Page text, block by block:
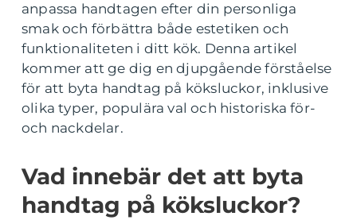
anpassa handtagen efter din personliga
smak och förbättra både estetiken och
funktionaliteten i ditt kök. Denna artikel
kommer att ge dig en djupgående förståelse
för att byta handtag på köksluckor, inklusive
olika typer, populära val och historiska för-
och nackdelar.
Vad innebär det att byta
handtag på köksluckor?